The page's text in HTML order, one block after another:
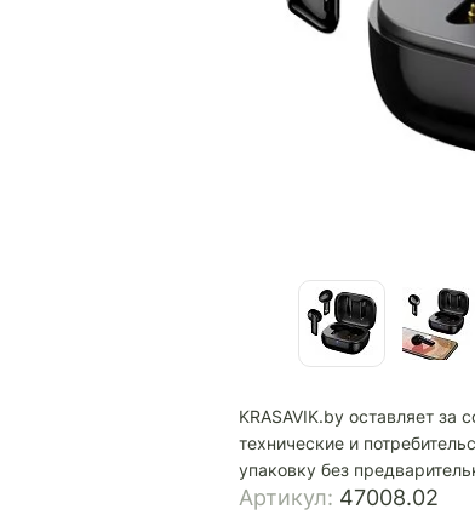
KRASAVIK.by оставляет за
технические и
упаковку без
Артикул: 47008.02